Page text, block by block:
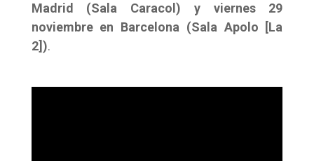
Madrid (Sala Caracol) y viernes 29
noviembre en Barcelona (Sala Apolo [La
2]).